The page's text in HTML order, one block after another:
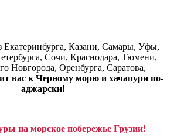
Екатеринбурга, Казани, Самары, Уфы,
Сочи, Краснодара, Тюмени,
Новгорода, Оренбурга, Саратова,
вас к Черному морю и хачапури по-
аджарски!
на морское побережье Грузии!